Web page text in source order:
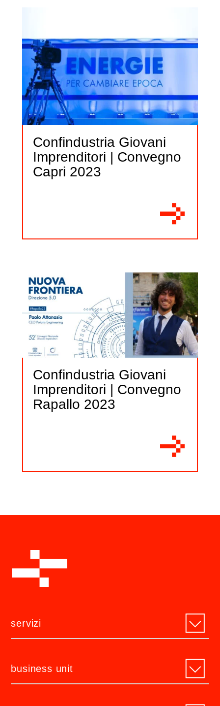
Confindustria Giovani
Imprenditori | Convegno
Capri 2023
Confindustria Giovani
Imprenditori | Convegno
Rapallo 2023
servizi
business unit